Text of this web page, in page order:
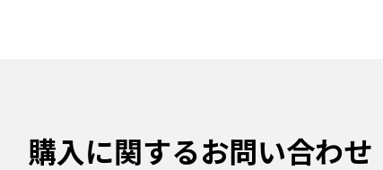
購入に関するお問い合わせ